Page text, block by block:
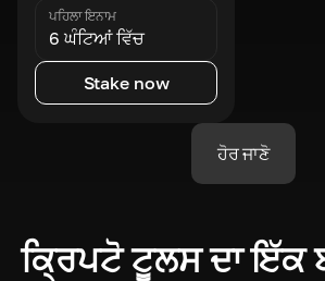
ਪਹਿਲਾ ਇਨਾਮ
6 ਘੰਟਿਆਂ ਵਿੱਚ
Stake now
ਹੋਰ ਜਾਣੋ
ਕ੍ਰਿਪਟੋ ਟੂਲਸ ਦਾ ਇੱਕ